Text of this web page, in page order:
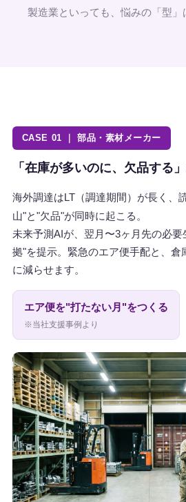
製造業といっても、悩みの「型」
CASE 01 ｜ 部品・素材メーカー
「在庫が多いのに、欠品する
海外調達はLT（調達期間）が長く、
山"と"欠品"が同時に起こる。
未来予測AIが、翌月〜3ヶ月先の必
拠"を提示。緊急のエア便手配と、倉
に減らせます。
エア便を"打たない月"をつくる
※当社支援事例より